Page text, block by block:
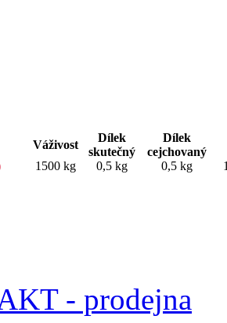
Váživost
Dílek
skutečný
Dílek
cejchovaný
1500 kg 0,5 kg 0,5 kg
- prodejna